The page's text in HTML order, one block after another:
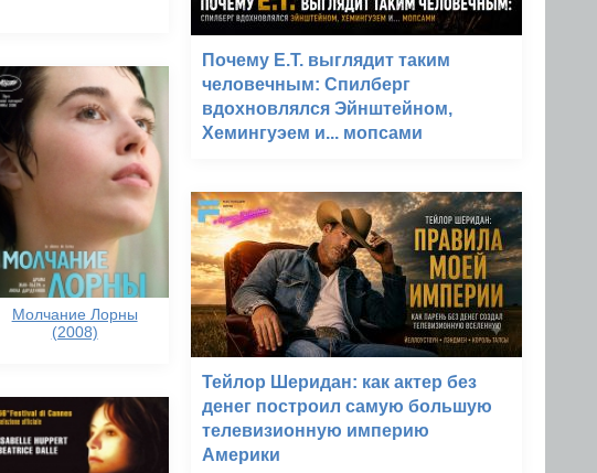
Молчание Лорны
(2008)
Почему E.T. выглядит таким
человечным: Спилберг
вдохновлялся Эйнштейном,
Хемингуэем и... мопсами
Тейлор Шеридан: как актер без
денег построил самую большую
телевизионную империю
Америки